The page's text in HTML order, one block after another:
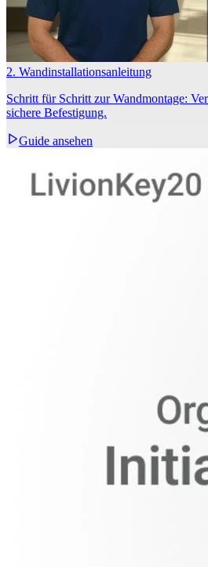
2. Wandinstallationsanleitung
Schritt für Schritt zur Wandmontage:
sichere Befestigung.
Guide ansehen